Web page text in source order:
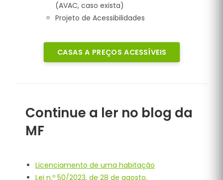
(AVAC, caso exista)
Projeto de Acessibilidades
CASAS A PREÇOS ACESSÍVEIS
Continue a ler no blog da
MF
Licenciamento de uma habitação
Lei n.º 50/2023, de 28 de agosto,